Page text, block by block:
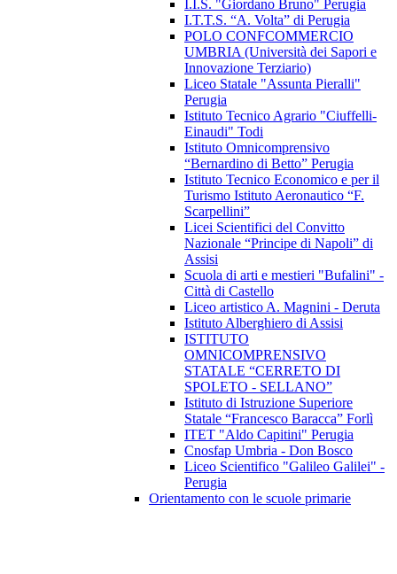
I.I.S. "Giordano Bruno" Perugia
I.T.T.S. “A. Volta” di Perugia
POLO CONFCOMMERCIO
UMBRIA (Università dei Sapori e
Innovazione Terziario)
Liceo Statale "Assunta Pieralli"
Perugia
Istituto Tecnico Agrario "Ciuffelli-
Einaudi" Todi
Istituto Omnicomprensivo
“Bernardino di Betto” Perugia
Istituto Tecnico Economico e per il
Turismo Istituto Aeronautico “F.
Scarpellini”
Licei Scientifici del Convitto
Nazionale “Principe di Napoli” di
Assisi
Scuola di arti e mestieri "Bufalini" -
Città di Castello
Liceo artistico A. Magnini - Deruta
Istituto Alberghiero di Assisi
ISTITUTO
OMNICOMPRENSIVO
STATALE “CERRETO DI
SPOLETO - SELLANO”
Istituto di Istruzione Superiore
Statale “Francesco Baracca” Forlì
ITET "Aldo Capitini" Perugia
Cnosfap Umbria - Don Bosco
Liceo Scientifico "Galileo Galilei" -
Perugia
Orientamento con le scuole primarie